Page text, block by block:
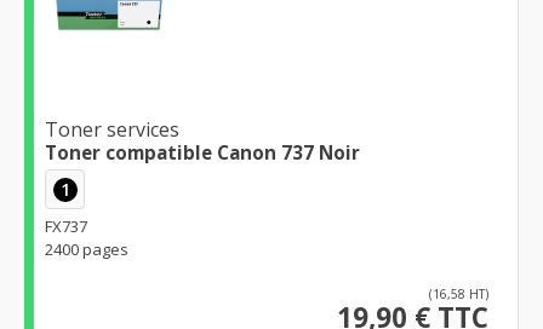
Toner services
Toner compatible Canon 737 Noir
1
FX737
2400 pages
(16,58 HT)
19,90 € TTC